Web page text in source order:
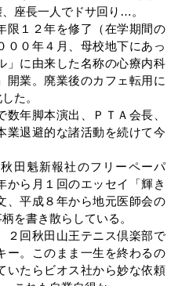
座長一人でドサ回り…。
限１２年を修了（在学期間の
００年４月、母校地下にあっ
」に由来した名称の心療内科
開業。廃業後のカフェ転用に
た。
年脚本演出、ＰＴＡ会長、
業退避的な諸活動を続けて今
田魁新報社のフリーペーパ
から月１回のエッセイ「輝き
、平成８年から地元医師会の
を書き散らしている。
２回秋田山王テニス倶楽部で
ー。このまま一生を終わるの
いたらビオス社から妙な依頼